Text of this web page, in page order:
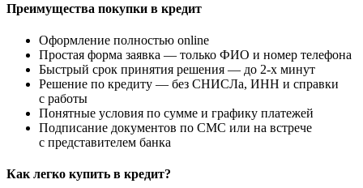
Преимущества покупки в кредит
Оформление полностью online
Простая форма заявка — только ФИО и номер телефона
Быстрый срок принятия решения — до 2-х минут
Решение по кредиту — без СНИСЛа, ИНН и справки
с работы
Понятные условия по сумме и графику платежей
Подписание документов по СМС или на встрече
с представителем банка
Как легко купить в кредит?